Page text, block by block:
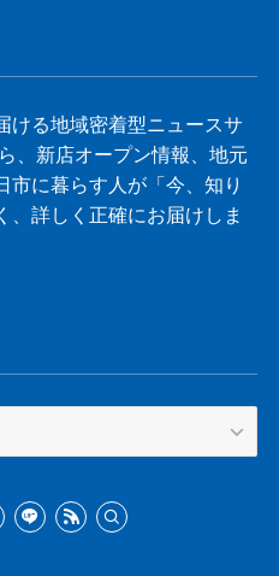
ける地域密着型ニュースサ
、新店オープン情報、地元
市に暮らす人が「今、知り
、詳しく正確にお届けしま